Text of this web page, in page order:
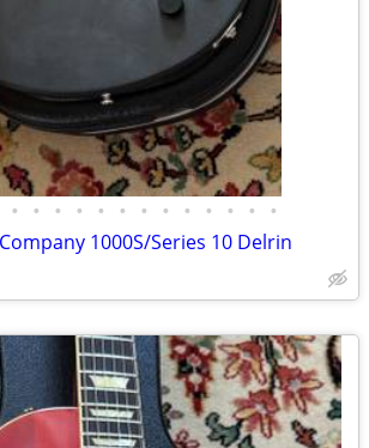
• • • • • • • • • • • • •
1000S/Series 10 Delrin